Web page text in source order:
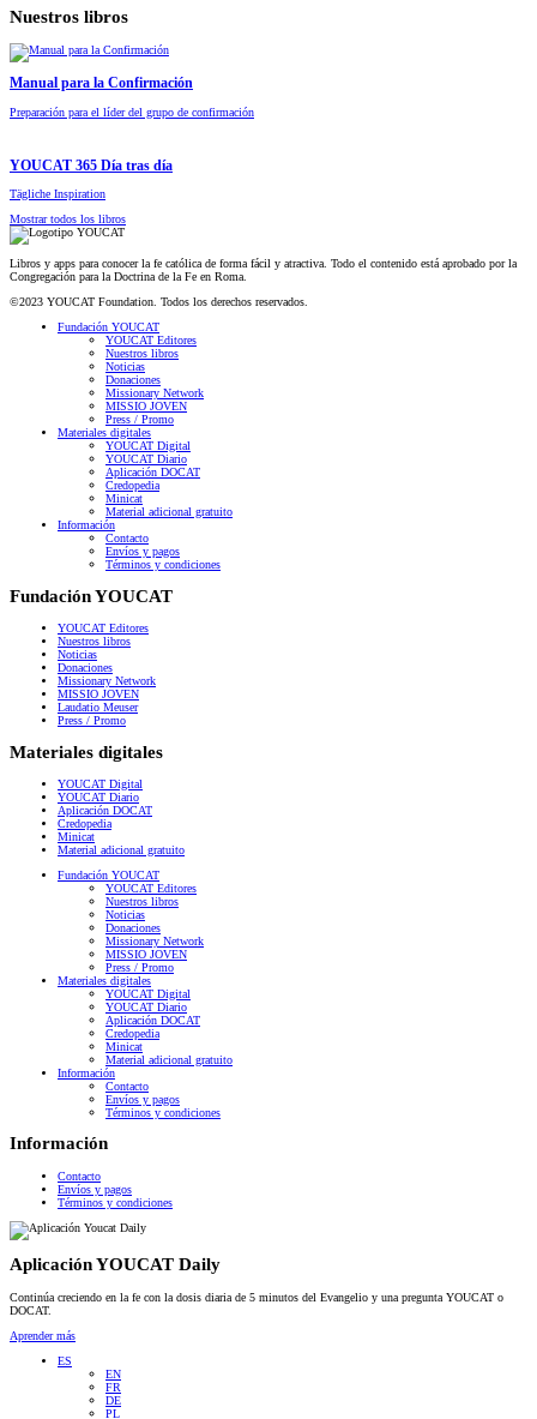
Nuestros libros
Manual para la Confirmación
Preparación para el líder del grupo de confirmación
YOUCAT 365 Día tras día
Tägliche Inspiration
Mostrar todos los libros
Libros y apps para conocer la fe católica de forma fácil y atractiva. Todo el contenido está aprobado por la
Congregación para la Doctrina de la Fe en Roma.
©2023 YOUCAT Foundation. Todos los derechos reservados.
Fundación YOUCAT
YOUCAT Editores
Nuestros libros
Noticias
Donaciones
Missionary Network
MISSIO JOVEN
Press / Promo
Materiales digitales
YOUCAT Digital
YOUCAT Diario
Aplicación DOCAT
Credopedia
Minicat
Material adicional gratuito
Información
Contacto
Envíos y pagos
Términos y condiciones
Fundación YOUCAT
YOUCAT Editores
Nuestros libros
Noticias
Donaciones
Missionary Network
MISSIO JOVEN
Laudatio Meuser
Press / Promo
Materiales digitales
YOUCAT Digital
YOUCAT Diario
Aplicación DOCAT
Credopedia
Minicat
Material adicional gratuito
Fundación YOUCAT
YOUCAT Editores
Nuestros libros
Noticias
Donaciones
Missionary Network
MISSIO JOVEN
Press / Promo
Materiales digitales
YOUCAT Digital
YOUCAT Diario
Aplicación DOCAT
Credopedia
Minicat
Material adicional gratuito
Información
Contacto
Envíos y pagos
Términos y condiciones
Información
Contacto
Envíos y pagos
Términos y condiciones
Aplicación YOUCAT Daily
Continúa creciendo en la fe con la dosis diaria de 5 minutos del Evangelio y una pregunta YOUCAT o
DOCAT.
Aprender más
ES
EN
FR
DE
PL